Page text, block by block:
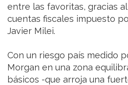
entre las favoritas, gracias
cuentas fiscales impuesto
Javier Milei.
Con un riesgo país medido
Morgan en una zona
básicos -que arroja una